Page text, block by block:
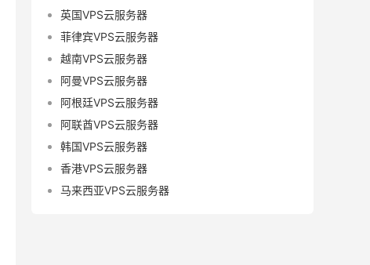
英国VPS云服务器
菲律宾VPS云服务器
越南VPS云服务器
阿曼VPS云服务器
阿根廷VPS云服务器
阿联酋VPS云服务器
韩国VPS云服务器
香港VPS云服务器
马来西亚VPS云服务器